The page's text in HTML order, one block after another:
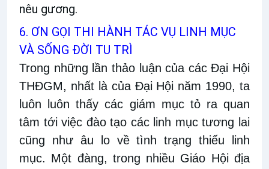
nêu gương.
6. ƠN GỌI THI HÀNH TÁC VỤ LINH MỤC
VÀ SỐNG ĐỜI TU TRÌ
Trong những lần thảo luận của các Đại Hội
THĐGM, nhất là của Đại Hội năm 1990, ta
luôn luôn thấy các giám mục tỏ ra quan
tâm tới việc đào tạo các linh mục tương lai
cũng như âu lo về tình trạng thiếu linh
mục. Một đàng, trong nhiều Giáo Hội địa